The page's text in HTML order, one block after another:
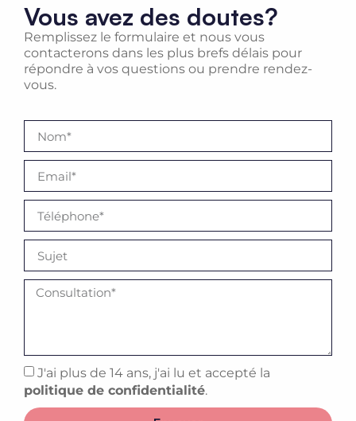
Vous avez des doutes?
Remplissez le formulaire et nous vous
contacterons dans les plus brefs délais pour
répondre à vos questions ou prendre rendez-
vous.
J'ai plus de 14 ans, j'ai lu et accepté la
politique de confidentialité.